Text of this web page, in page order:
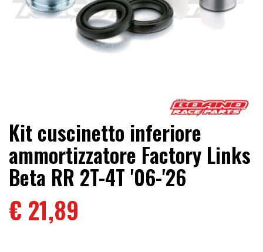
Kit cuscinetto inferiore
ammortizzatore Factory Links
Beta RR 2T-4T '06-'26
€ 21,89